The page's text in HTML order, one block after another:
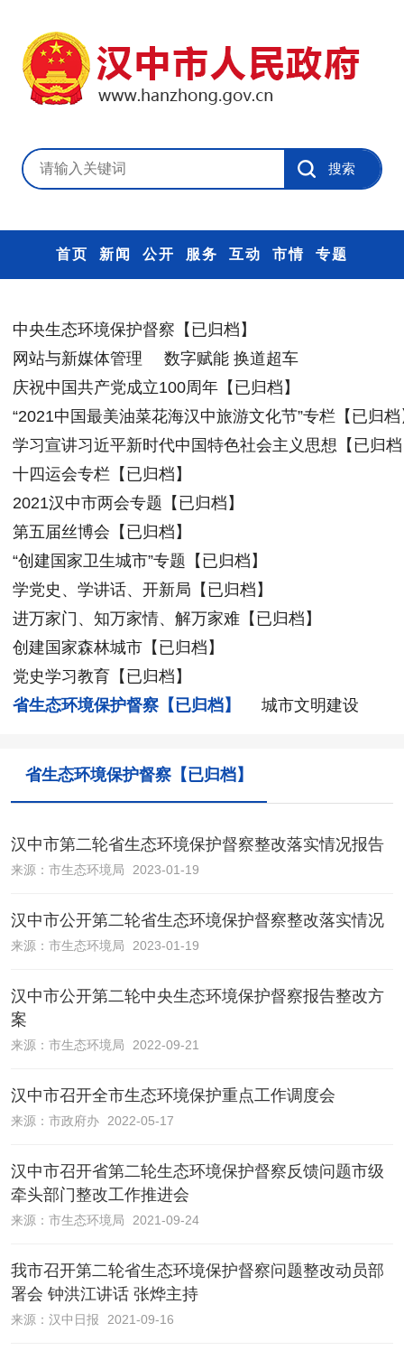
首页 新闻 公开 服务 互动 市情 专题
中央生态环境保护督察【已归档】
网站与新媒体管理
数字赋能 换道超车
庆祝中国共产党成立100周年【已归档】
“2021中国最美油菜花海汉中旅游文化节”专栏【已归档
学习宣讲习近平新时代中国特色社会主义思想【已归
十四运会专栏【已归档】
2021汉中市两会专题【已归档】
第五届丝博会【已归档】
“创建国家卫生城市”专题【已归档】
学党史、学讲话、开新局【已归档】
进万家门、知万家情、解万家难【已归档】
创建国家森林城市【已归档】
党史学习教育【已归档】
省生态环境保护督察【已归档】
城市文明建设
省生态环境保护督察【已归档】
汉中市第二轮省生态环境保护督察整改落实情况报告
来源： 市生态环境局 2023-01-19
汉中市公开第二轮省生态环境保护督察整改落实情况
来源： 市生态环境局 2023-01-19
汉中市公开第二轮中央生态环境保护督察报告整改方
案
来源： 市生态环境局 2022-09-21
汉中市召开全市生态环境保护重点工作调度会
来源： 市政府办 2022-05-17
汉中市召开省第二轮生态环境保护督察反馈问题市级
牵头部门整改工作推进会
来源： 市生态环境局 2021-09-24
我市召开第二轮省生态环境保护督察问题整改动员部
署会 钟洪江讲话 张烨主持
来源： 汉中日报 2021-09-16